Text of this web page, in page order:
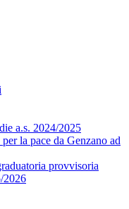
a.s. 2024/2025
la pace da Genzano ad
provvisoria
2026